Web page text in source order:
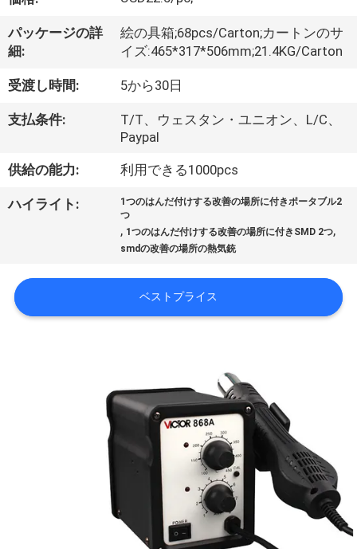
つ
い
て
工
場
旅
品
質
パッケージの詳
細:
絵の具箱;68pcs/Carton;カートンのサ
イズ:465*317*506mm;21.4KG/Carton
受渡し時間: 5から30日
支払条件:
T/T、ウェスタン・ユニオン、L/C、
Paypal
供給の能力: 利用できる1000pcs
ハイライト:
1つのはんだ付けする改善の場所に付きポータブル2
つ
, 1つのはんだ付けする改善の場所に付きSMD 2つ,
smdの改善の場所の熱気銃
ベストプライス